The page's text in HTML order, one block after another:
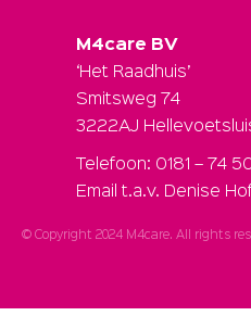
M4care BV
‘Het Raadhuis’
Smitsweg 74
3222AJ
Telefoon: 0181 – 74
Email t.a.v. Denise
© Copyright 2024 M4care. All rights